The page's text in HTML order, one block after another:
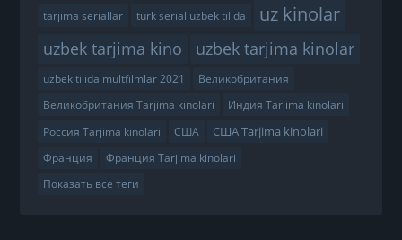
tarjima seriallar turk serial uzbek tilida uz kinolar
uzbek tarjima kino uzbek tarjima kinolar
uzbek tilida multfilmlar 2021
Великобритания
Великобритания Tarjima kinolari
Индия Tarjima kinolari
Россия Tarjima kinolari
США США Tarjima kinolari
Франция
Франция Tarjima kinolari
Показать все теги